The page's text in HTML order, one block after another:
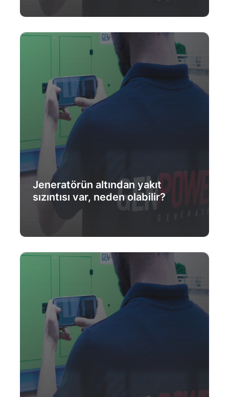
Daha Fazlası
Jeneratörün altından yakıt
sızıntısı var, neden olabilir?
Daha Fazlası